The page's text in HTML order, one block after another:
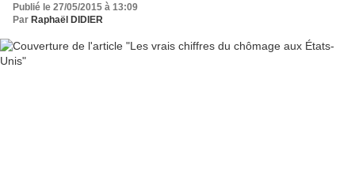
Publié le 27/05/2015 à 13:09
Par Raphaël DIDIER